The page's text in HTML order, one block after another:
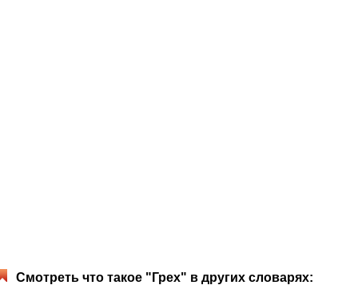
Смотреть что такое "Грех" в других словарях: